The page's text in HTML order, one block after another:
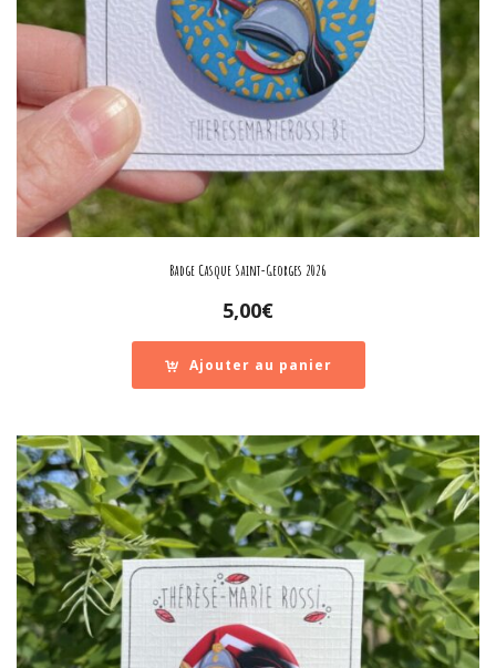
Badge Casque Saint-Georges 2026
5,00€
Ajouter au panier